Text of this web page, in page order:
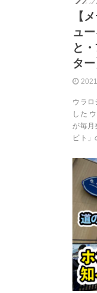
【
ュ
と
ター
ウラロ
した
が毎月
ビト